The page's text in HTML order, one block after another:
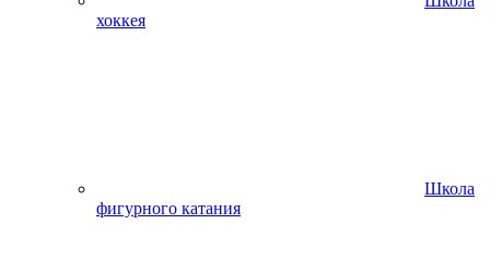
хоккея
Школа
фигурного катания